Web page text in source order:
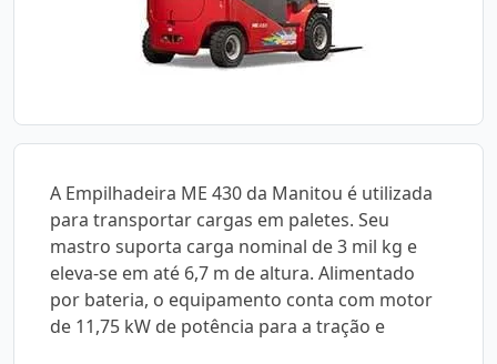
A Empilhadeira ME 430 da Manitou é utilizada
para transportar cargas em paletes. Seu
mastro suporta carga nominal de 3 mil kg e
eleva-se em até 6,7 m de altura. Alimentado
por bateria, o equipamento conta com motor
de 11,75 kW de potência para a tração e